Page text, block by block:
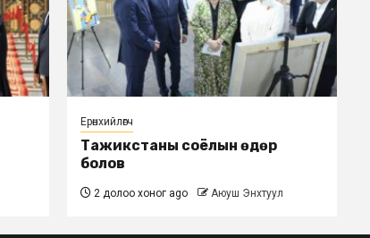
Ерөнхийлөгч
Тажикстаны соёлын өдөр
болов
2 долоо хоног ago Аюуш Энхтуул